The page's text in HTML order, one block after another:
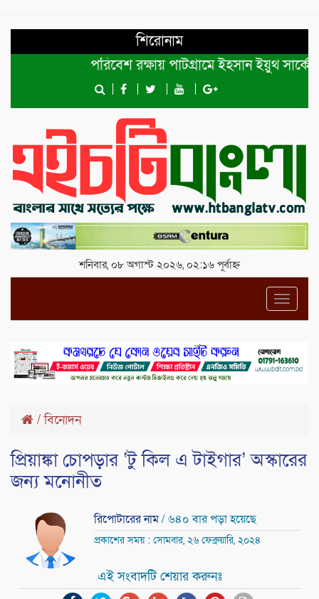
শিরোনাম
পরিবেশ রক্ষায় পাটগ্রামে ইহসান ইয়ুথ সার্কেলের
শনিবার, ০৮ অগাস্ট ২০২৬, ০২:১৬ পূর্বাহ্ন
/বিনোদন
প্রিয়াঙ্কা চোপড়ার ‘টু কিল এ টাইগার’ অস্কারের
জন্য মনোনীত
রিপোটারের নাম/ ৬৪০ বার পড়া হয়েছে
প্রকাশের সময় : সোমবার, ২৬ ফেব্রুয়ারি, ২০২৪
এই সংবাদটি শেয়ার করুনঃ